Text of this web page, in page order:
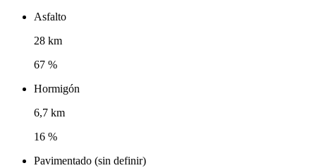
Asfalto
28 km
67 %
Hormigón
6,7 km
16 %
Pavimentado (sin definir)